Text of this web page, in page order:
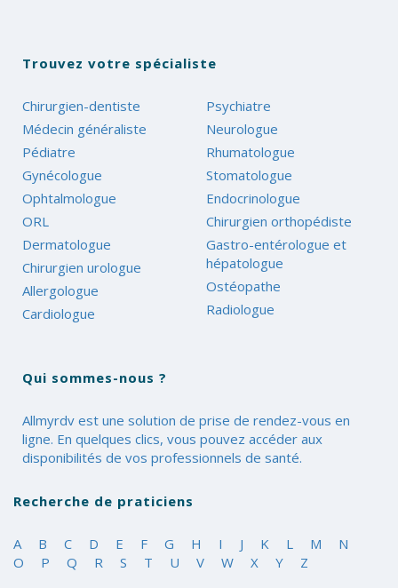
Trouvez votre spécialiste
Chirurgien-dentiste
Médecin généraliste
Pédiatre
Gynécologue
Ophtalmologue
ORL
Dermatologue
Chirurgien urologue
Allergologue
Cardiologue
Psychiatre
Neurologue
Rhumatologue
Stomatologue
Endocrinologue
Chirurgien orthopédiste
Gastro-entérologue et
hépatologue
Ostéopathe
Radiologue
Qui sommes-nous ?
Allmyrdv est une solution de prise de rendez-vous en
ligne. En quelques clics, vous pouvez accéder aux
disponibilités de vos professionnels de santé.
Recherche de praticiens
A B C D E F G H I J K L M
N
O
P Q R S T U V W X Y Z